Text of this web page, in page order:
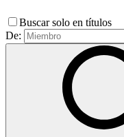
Buscar solo en títulos
De: